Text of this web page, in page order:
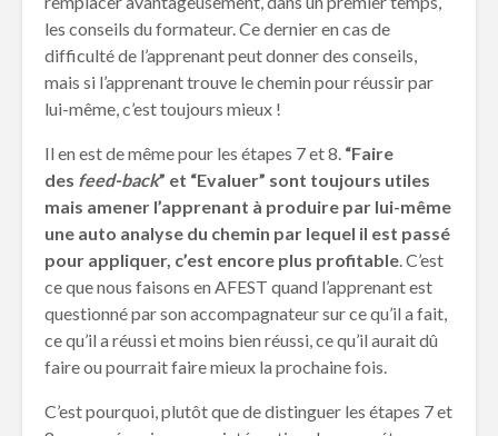
les conseils du formateur. Ce dernier en cas de
difficulté de l’apprenant peut donner des conseils,
mais si l’apprenant trouve le chemin pour réussir par
lui-même, c’est toujours mieux !
Il en est de même pour les étapes 7 et 8. “Faire
des feed-back” et “Evaluer” sont toujours utiles
mais amener l’apprenant à produire par lui-même
une auto analyse du chemin par lequel il est passé
pour appliquer, c’est encore plus profitable. C’est
ce que nous faisons en AFEST quand l’apprenant est
questionné par son accompagnateur sur ce qu’il a fait,
ce qu’il a réussi et moins bien réussi, ce qu’il aurait dû
faire ou pourrait faire mieux la prochaine fois.
C’est pourquoi, plutôt que de distinguer les étapes 7 et